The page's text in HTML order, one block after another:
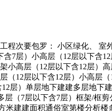
次要包罗： 小区绿化、 室
7层）小高层（12层以下含
小高层（12层以下含12层
12层以下含12层）小高层
层）单层地下建建多层地
（7层以下含7层）框架/框
建建面积通俗室第楼分析